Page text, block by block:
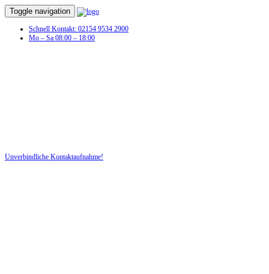
Toggle navigation
Schnell Kontakt: 02154 9534 2900
Mo – Sa 08:00 – 18:00
Unverbindliche Kontaktaufnahme!